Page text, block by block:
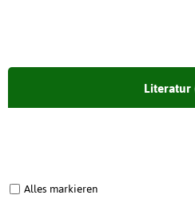
Literatur
Alles markieren